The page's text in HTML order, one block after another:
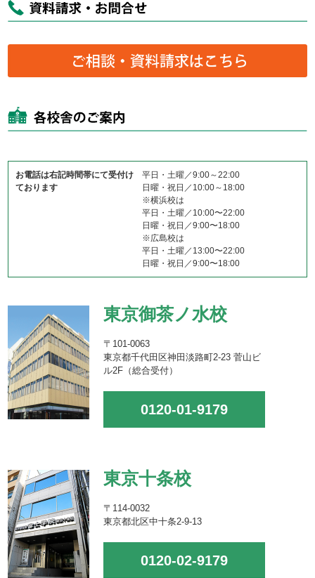
お電話は右記時間帯にて受付け
ております
平日・土曜／9:00～22:00
日曜・祝日／10:00～18:00
※横浜校は
平日・土曜／10:00〜22:00
日曜・祝日／9:00〜18:00
※広島校は
平日・土曜／13:00〜22:00
日曜・祝日／9:00〜18:00
東京御茶ノ水校
〒101-0063
東京都千代田区神田淡路町2-23 菅山ビ
ル2F（総合受付）
0120-01-9179
東京十条校
〒114-0032
東京都北区中十条2-9-13
0120-02-9179